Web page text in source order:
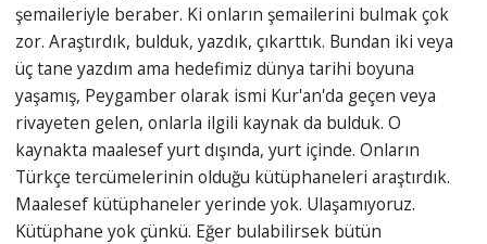
şemaileriyle beraber. Ki onların şemailerini bulmak çok
zor. Araştırdık, bulduk, yazdık, çıkarttık. Bundan iki veya
üç tane yazdım ama hedefimiz dünya tarihi boyuna
yaşamış, Peygamber olarak ismi Kur'an'da geçen veya
rivayeten gelen, onlarla ilgili kaynak da bulduk. O
kaynakta maalesef yurt dışında, yurt içinde. Onların
Türkçe tercümelerinin olduğu kütüphaneleri araştırdık.
Maalesef kütüphaneler yerinde yok. Ulaşamıyoruz.
Kütüphane yok çünkü. Eğer bulabilirsek bütün